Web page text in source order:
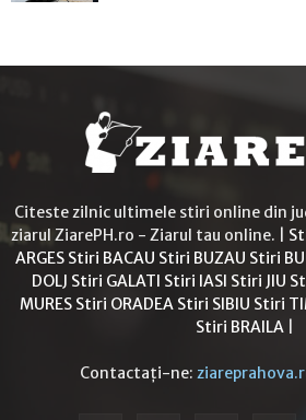
Citeste zilnic ultimele stiri online din
ziarul ZiarePH.ro - Ziarul tau online. |
ARGES Stiri BACAU Stiri BUZAU Stiri
DOLJ Stiri GALATI Stiri IASI Stiri JIU
MURES Stiri ORADEA Stiri SIBIU Stiri
Stiri BRAILA
Contactați-ne: